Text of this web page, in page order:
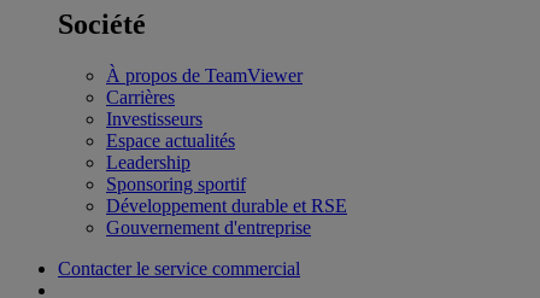
Société
À propos de TeamViewer
Carrières
Investisseurs
Espace actualités
Leadership
Sponsoring sportif
Développement durable et RSE
Gouvernement d'entreprise
Contacter le service commercial